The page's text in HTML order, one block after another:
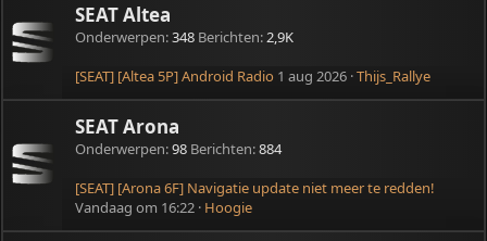
SEAT Altea
Onderwerpen 348 Berichten 2,9K
[SEAT] [Altea 5P] Android Radio 1 aug 2026 Thijs_Rallye
SEAT Arona
Onderwerpen 98 Berichten 884
[SEAT] [Arona 6F] Navigatie update niet meer te redden!
Vandaag om 16:22 Hoogie